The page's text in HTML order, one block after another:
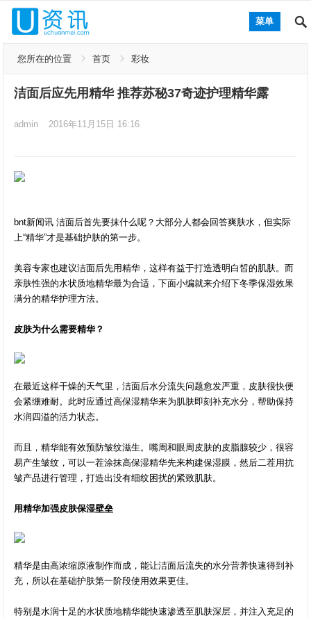
菜单
您所在的位置 首页 彩妆
洁面后应先用精华 推荐苏秘37奇迹护理精华露
admin 2016年11月15日 16:16
bnt新闻讯 洁面后首先要抹什么呢？大部分人都会回答爽肤水，但实际
上“精华”才是基础护肤的第一步。
美容专家也建议洁面后先用精华，这样有益于打造透明白皙的肌肤。而
亲肤性强的水状质地精华最为合适，下面小编就来介绍下冬季保湿效果
满分的精华护理方法。
皮肤为什么需要精华？
在最近这样干燥的天气里，洁面后水分流失问题愈发严重，皮肤很快便
会紧绷难耐。此时应通过高保湿精华来为肌肤即刻补充水分，帮助保持
水润四溢的活力状态。
而且，精华能有效预防皱纹滋生。嘴周和眼周皮肤的皮脂腺较少，很容
易产生皱纹，可以一茬涂抹高保湿精华先来构建保湿膜，然后二茬用抗
皱产品进行管理，打造出没有细纹困扰的紧致肌肤。
用精华加强皮肤保湿壁垒
精华是由高浓缩原液制作而成，能让洁面后流失的水分营养快速得到补
充，所以在基础护肤第一阶段使用效果更佳。
特别是水润十足的水状质地精华能快速渗透至肌肤深层，并注入充足的